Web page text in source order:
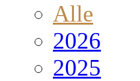
Alle
2026
2025